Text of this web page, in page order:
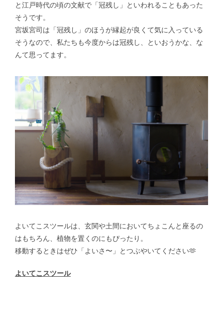
と江戸時代の頃の文献で「冠残し」といわれることもあった
そうです。
宮坂宮司は「冠残し」のほうが縁起が良くて気に入っている
そうなので、私たちも今度からは冠残し、といおうかな、な
んて思ってます。
よいてこスツールは、玄関や土間においてちょこんと座るの
はもちろん、植物を置くのにもぴったり。
移動するときはぜひ「よいさ〜」とつぶやいてください🫶
よいてこスツール